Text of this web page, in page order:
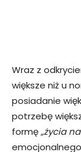
Wraz z
większe niż u
posiadanie
potrzebę
formę„życia